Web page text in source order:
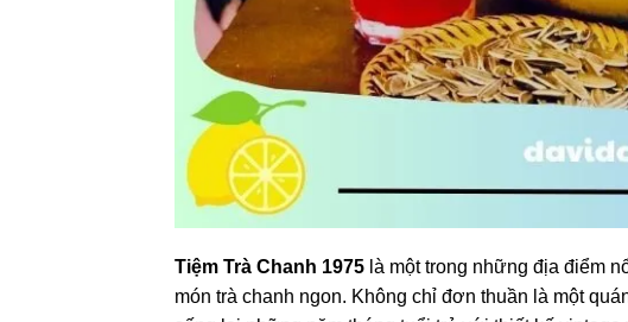
Tiệm Trà Chanh 1975 là một trong những địa điểm
món trà chanh ngon. Không chỉ đơn thuần là một